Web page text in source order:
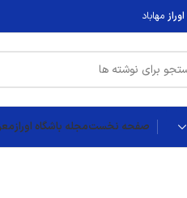
اوراز مهاباد
صفحه نخستمجله باشگاه اوراز